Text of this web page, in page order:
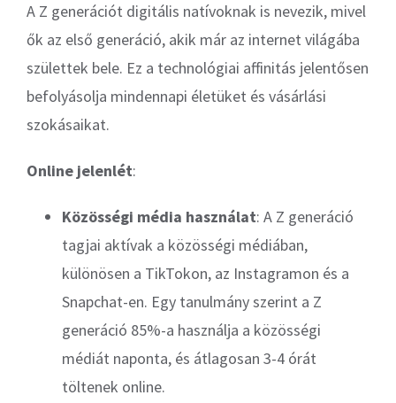
A Z generációt digitális natívoknak is nevezik, mivel
ők az első generáció, akik már az internet világába
születtek bele. Ez a technológiai affinitás jelentősen
befolyásolja mindennapi életüket és vásárlási
szokásaikat.
Online jelenlét:
Közösségi média használat: A Z generáció
tagjai aktívak a közösségi médiában,
különösen a TikTokon, az Instagramon és a
Snapchat-en. Egy tanulmány szerint a Z
generáció 85%-a használja a közösségi
médiát naponta, és átlagosan 3-4 órát
töltenek online.